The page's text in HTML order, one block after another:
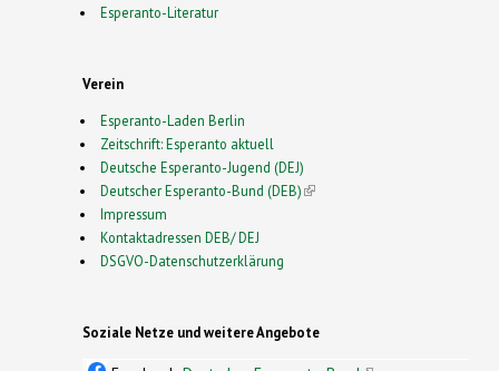
Esperanto-Literatur
Verein
Esperanto-Laden Berlin
Zeitschrift: Esperanto aktuell
Deutsche Esperanto-Jugend (DEJ)
Deutscher Esperanto-Bund (DEB)(link is external)
Impressum
Kontaktadressen DEB/ DEJ
DSGVO-Datenschutzerklärung
Soziale Netze und weitere Angebote